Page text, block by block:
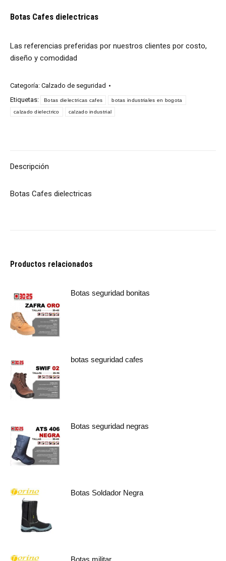
Botas Cafes dielectricas
Las referencias preferidas por nuestros clientes por costo,
diseño y comodidad
Categoría: Calzado de seguridad
Etiquetas:
Botas dielectricas cafes botas industriales en bogota
calzado dielectrico calzado industrial
Descripción
Botas Cafes dielectricas
Productos relacionados
Botas seguridad bonitas
botas seguridad cafes
Botas seguridad negras
Botas Soldador Negra
Botas militar